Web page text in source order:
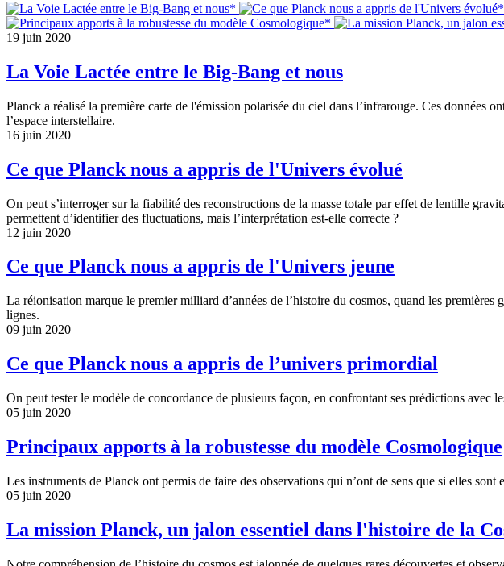
* *
*
19 juin 2020
La Voie Lactée entre le Big-Bang et nous
Planck a réalisé la première carte de l'émission polarisée du ciel dans l’infrarouge. Ces données
l’espace interstellaire.
16 juin 2020
Ce que Planck nous a appris de l'Univers évolué
On peut s’interroger sur la fiabilité des reconstructions de la masse totale par effet de lentille
permettent d’identifier des fluctuations, mais l’interprétation est-elle correcte ?
12 juin 2020
Ce que Planck nous a appris de l'Univers jeune
La réionisation marque le premier milliard d’années de l’histoire du cosmos, quand les
lignes.
09 juin 2020
Ce que Planck nous a appris de l’univers primordial
On peut tester le modèle de concordance de plusieurs façon, en confrontant ses prédictions avec
05 juin 2020
Principaux apports à la robustesse du modèle Cosmologique
Les instruments de Planck ont permis de faire des observations qui n’ont de sens que si elles
05 juin 2020
La mission Planck, un jalon essentiel dans l'histoire de la